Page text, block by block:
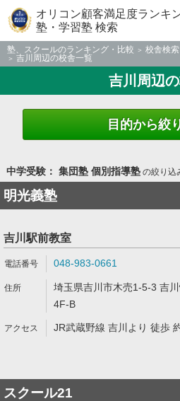
オリコン顧客満足度ランキ
塾・学習塾 検索
塾、スクールのランキング・比較 校舎検索
吉川周辺の校舎一覧
吉川周辺
目的から絞
中学受験： 集団塾 個別指導塾の絞り込
明光義塾
吉川駅前教室
048-983-0661
埼玉県吉川市木売1-5-3 吉
4F-B
JR武蔵野線 吉川より 徒歩
スクール21